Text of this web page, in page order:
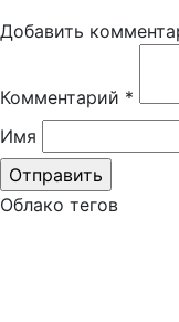
Добавить
Комментарий *
Имя
Облако тегов